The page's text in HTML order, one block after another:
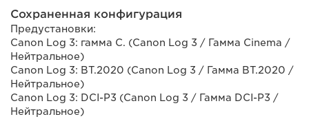
Сохраненная конфигурация
Предустановки:
Canon Log 3: гамма C. (Canon Log 3 / Гамма Cinema /
Нейтральное)
Canon Log 3: BT.2020 (Canon Log 3 / Гамма BT.2020 /
Нейтральное)
Canon Log 3: DCI-P3 (Canon Log 3 / Гамма DCI-P3 /
Нейтральное)